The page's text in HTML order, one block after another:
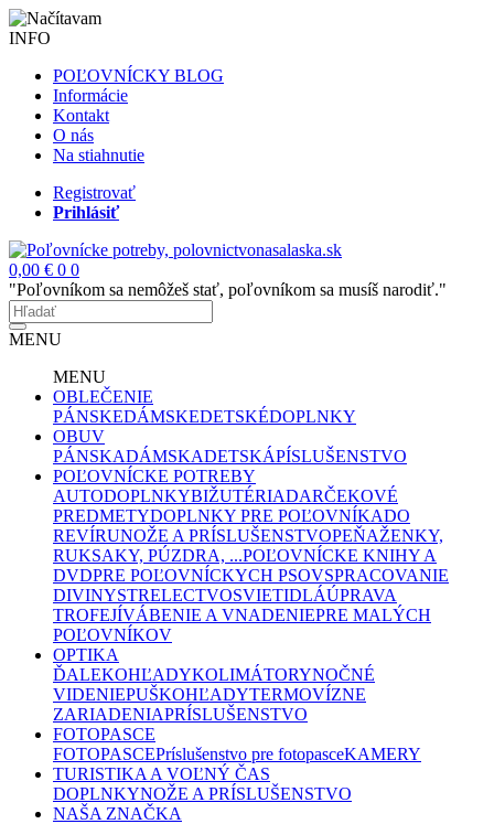
INFO
POĽOVNÍCKY BLOG
Informácie
Kontakt
O nás
Na stiahnutie
Registrovať
Prihlásiť
0,00 € 0 0
"Poľovníkom sa nemôžeš stať, poľovníkom sa musíš narodiť."
MENU
MENU
OBLEČENIE
PÁNSKEDÁMSKEDETSKÉDOPLNKY
OBUV
PÁNSKADÁMSKADETSKÁPÍSLUŠENSTVO
POĽOVNÍCKE POTREBY
AUTODOPLNKYBIŽUTÉRIADARČEKOVÉ
PREDMETYDOPLNKY PRE POĽOVNÍKADO
REVÍRUNOŽE A PRÍSLUŠENSTVOPEŇAŽENKY,
RUKSAKY, PÚZDRA, ...POĽOVNÍCKE KNIHY A
DVDPRE POĽOVNÍCKYCH PSOVSPRACOVANIE
DIVINYSTRELECTVOSVIETIDLÁÚPRAVA
TROFEJÍVÁBENIE A VNADENIEPRE MALÝCH
POĽOVNÍKOV
OPTIKA
ĎALEKOHĽADYKOLIMÁTORYNOČNÉ
VIDENIEPUŠKOHĽADYTERMOVÍZNE
ZARIADENIAPRÍSLUŠENSTVO
FOTOPASCE
FOTOPASCEPríslušenstvo pre fotopasceKAMERY
TURISTIKA A VOĽNÝ ČAS
DOPLNKYNOŽE A PRÍSLUŠENSTVO
NAŠA ZNAČKA